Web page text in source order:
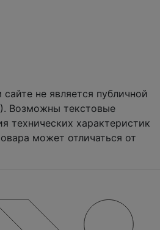
не является публичной
Возможны текстовые
технических характеристик
может отличаться от